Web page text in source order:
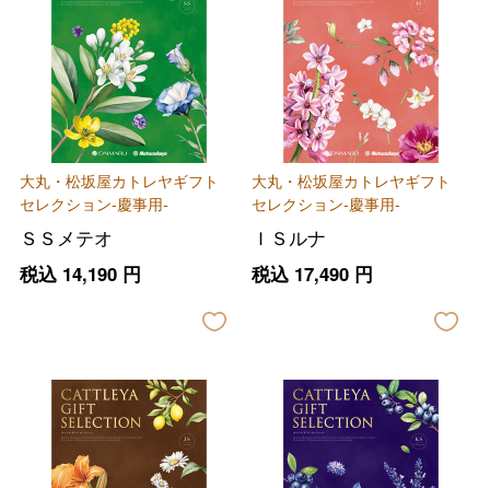
大丸・松坂屋カトレヤギフト
セレクション-慶事用-
ＳＳメテオ
税込 14,190円
大丸・松坂屋カトレヤギフト
セレクション-慶事用-
ＩＳルナ
税込 17,490円